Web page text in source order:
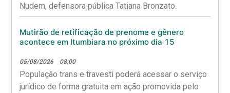
Nudem, defensora pública Tatiana Bronzato.
Mutirão de retificação de prenome e gênero
acontece em Itumbiara no próximo dia 15
05/08/2026 08:00
População trans e travesti poderá acessar o serviço
jurídico de forma gratuita em ação promovida pelo